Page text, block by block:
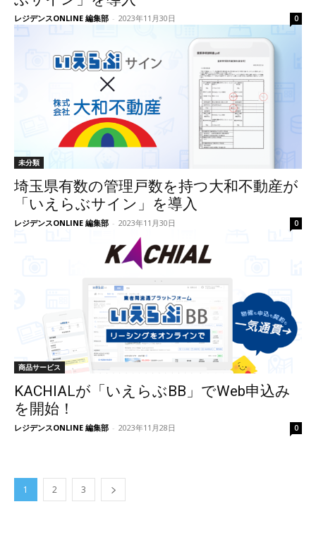
レジデンスONLINE 編集部 - 2023年11月30日 0
未分類
埼玉県有数の管理戸数を持つ大和不動産が
「いえらぶサイン」を導入
レジデンスONLINE 編集部 - 2023年11月30日 0
商品サービス
KACHIALが「いえらぶBB」でWeb申込み
を開始！
レジデンスONLINE 編集部 - 2023年11月28日 0
1 2 3